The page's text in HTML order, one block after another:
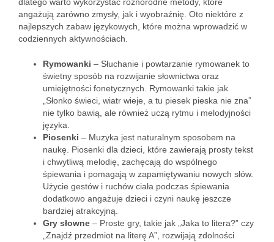
angażują zarówno zmysły, jak i wyobraźnię. Oto niektóre z
najlepszych zabaw językowych, które można wprowadzić w
codziennych aktywnościach.
Rymowanki – Słuchanie i powtarzanie rymowanek to
świetny sposób na rozwijanie słownictwa oraz
umiejętności fonetycznych. Rymowanki takie jak
„Słonko świeci, wiatr wieje, a tu piesek pieska nie zna”
nie tylko bawią, ale również uczą rytmu i melodyjności
języka.
Piosenki – Muzyka jest naturalnym sposobem na
naukę. Piosenki dla dzieci, które zawierają prosty tekst
i chwytliwą melodię, zachęcają do wspólnego
śpiewania i pomagają w zapamiętywaniu nowych słów.
Użycie gestów i ruchów ciała podczas śpiewania
dodatkowo angażuje dzieci i czyni naukę jeszcze
bardziej atrakcyjną.
Gry słowne – Proste gry, takie jak „Jaka to litera?” czy
„Znajdź przedmiot na literę A”, rozwijają zdolności